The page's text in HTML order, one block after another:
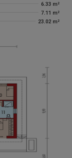
6.33 m²
7.11 m²
23.02 m²